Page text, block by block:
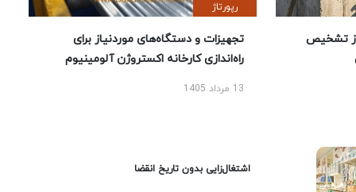
تشخیص
رپورتاژ
تجهیزات و دستگاه‌های موردنیاز برای
راه‌اندازی کارخانه اکستروژن آلومینیوم
13 مرداد 1405
اشتغال‌زایی بدون تاریخ انقضا